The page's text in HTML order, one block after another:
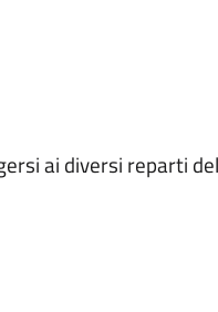
ai diversi reparti